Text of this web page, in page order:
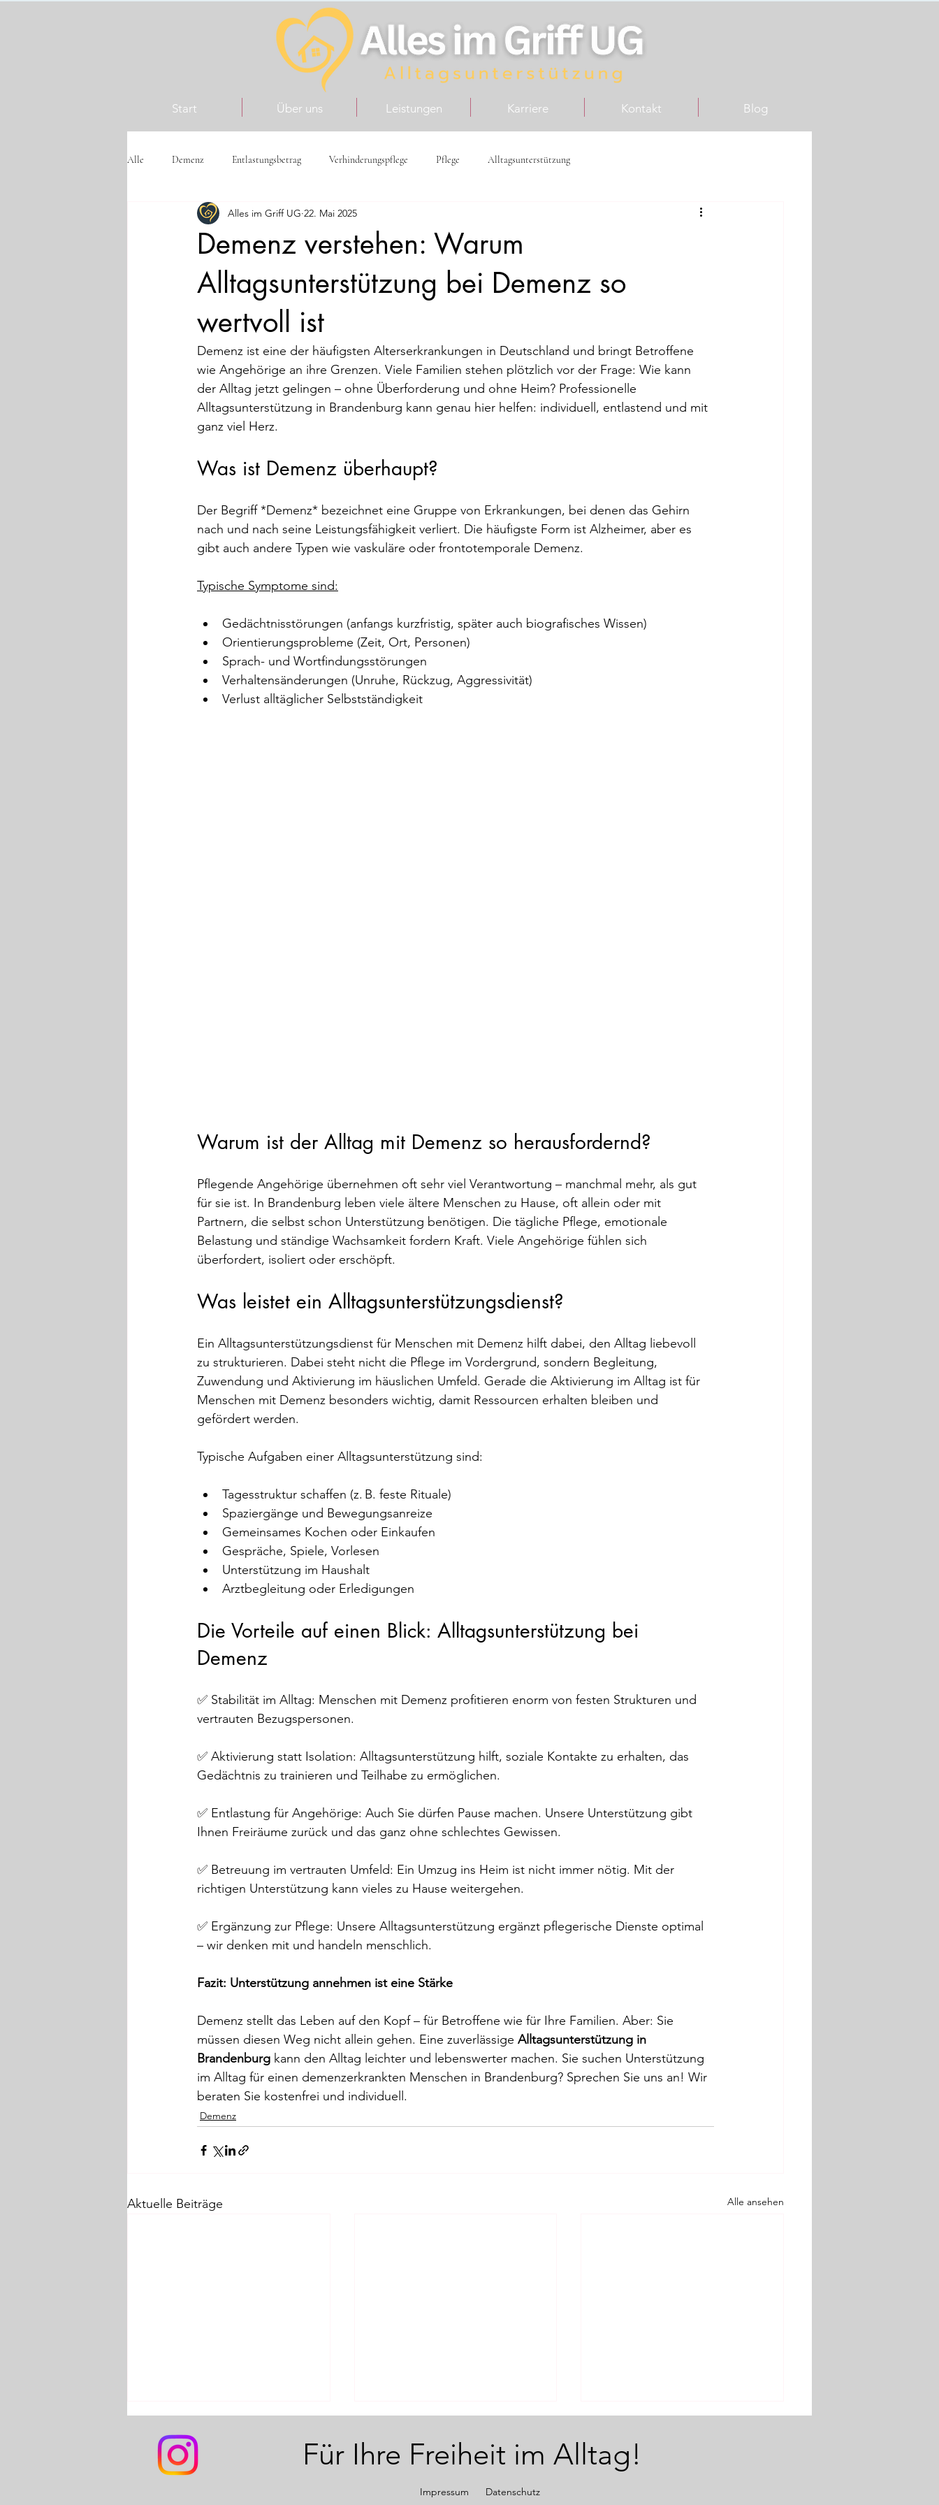
Start Über uns Leistungen Karriere Kontakt Blog
Alle Demenz Entlastungsbetrag Verhinderungspflege Pflege Alltagsunterstützung
Demenz verstehen: Warum
Alltagsunterstützung bei Demenz so
wertvoll ist
Alles im Griff UG 22. Mai 2025
Demenz ist eine der häufigsten Alterserkrankungen in Deutschland und bringt Betroffene
wie Angehörige an ihre Grenzen. Viele Familien stehen plötzlich vor der Frage: Wie kann
der Alltag jetzt gelingen – ohne Überforderung und ohne Heim? Professionelle
Alltagsunterstützung in Brandenburg kann genau hier helfen: individuell, entlastend und mit
ganz viel Herz.
Was ist Demenz überhaupt?
Der Begriff *Demenz* bezeichnet eine Gruppe von Erkrankungen, bei denen das Gehirn
nach und nach seine Leistungsfähigkeit verliert. Die häufigste Form ist Alzheimer, aber es
gibt auch andere Typen wie vaskuläre oder frontotemporale Demenz.
Typische Symptome sind:
Gedächtnisstörungen (anfangs kurzfristig, später auch biografisches Wissen)
Orientierungsprobleme (Zeit, Ort, Personen)
Sprach- und Wortfindungsstörungen
Verhaltensänderungen (Unruhe, Rückzug, Aggressivität)
Verlust alltäglicher Selbstständigkeit
Warum ist der Alltag mit Demenz so herausfordernd?
Pflegende Angehörige übernehmen oft sehr viel Verantwortung – manchmal mehr, als gut
für sie ist. In Brandenburg leben viele ältere Menschen zu Hause, oft allein oder mit
Partnern, die selbst schon Unterstützung benötigen. Die tägliche Pflege, emotionale
Belastung und ständige Wachsamkeit fordern Kraft. Viele Angehörige fühlen sich
überfordert, isoliert oder erschöpft.
Was leistet ein Alltagsunterstützungsdienst?
Ein Alltagsunterstützungsdienst für Menschen mit Demenz hilft dabei, den Alltag liebevoll
zu strukturieren. Dabei steht nicht die Pflege im Vordergrund, sondern Begleitung,
Zuwendung und Aktivierung im häuslichen Umfeld. Gerade die Aktivierung im Alltag ist für
Menschen mit Demenz besonders wichtig, damit Ressourcen erhalten bleiben und
gefördert werden.
Typische Aufgaben einer Alltagsunterstützung sind:
Tagesstruktur schaffen (z. B. feste Rituale)
Spaziergänge und Bewegungsanreize
Gemeinsames Kochen oder Einkaufen
Gespräche, Spiele, Vorlesen
Unterstützung im Haushalt
Arztbegleitung oder Erledigungen
Die Vorteile auf einen Blick: Alltagsunterstützung bei
Demenz
✅ Stabilität im Alltag: Menschen mit Demenz profitieren enorm von festen Strukturen und
vertrauten Bezugspersonen.
✅ Aktivierung statt Isolation: Alltagsunterstützung hilft, soziale Kontakte zu erhalten, das
Gedächtnis zu trainieren und Teilhabe zu ermöglichen.
✅ Entlastung für Angehörige: Auch Sie dürfen Pause machen. Unsere Unterstützung gibt
Ihnen Freiräume zurück und das ganz ohne schlechtes Gewissen.
✅ Betreuung im vertrauten Umfeld: Ein Umzug ins Heim ist nicht immer nötig. Mit der
richtigen Unterstützung kann vieles zu Hause weitergehen.
✅ Ergänzung zur Pflege: Unsere Alltagsunterstützung ergänzt pflegerische Dienste optimal
– wir denken mit und handeln menschlich.
Fazit: Unterstützung annehmen ist eine Stärke
Demenz stellt das Leben auf den Kopf – für Betroffene wie für Ihre Familien. Aber: Sie
müssen diesen Weg nicht allein gehen. Eine zuverlässige Alltagsunterstützung in
Brandenburg kann den Alltag leichter und lebenswerter machen. Sie suchen Unterstützung
im Alltag für einen demenzerkrankten Menschen in Brandenburg? Sprechen Sie uns an! Wir
beraten Sie kostenfrei und individuell.
Demenz
Aktuelle Beiträge Alle ansehen
Für Ihre Freiheit im Alltag!
Impressum Datenschutz